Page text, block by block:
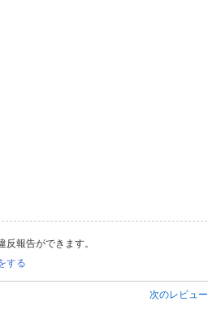
報告ができます。
する
次のレビュー